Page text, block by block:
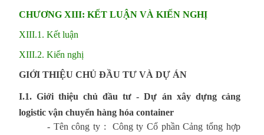
CHƯƠNG XIII: KẾT LUẬN VÀ KIẾN NGHỊ
XIII.1. Kết luận
XIII.2. Kiến nghị
GIỚI THIỆU CHỦ ĐẦU TƯ VÀ DỰ ÁN
I.1. Giới thiệu chủ đầu tư -Dự án xây dựng cảng
logistic vận chuyển hàng hóa container
- Tên công ty : Công ty Cổ phần Cảng tổng hợp